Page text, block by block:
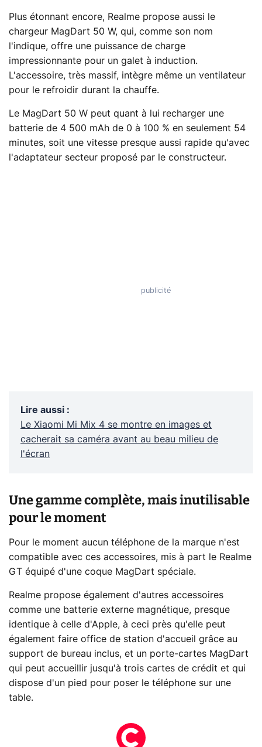
Plus étonnant encore, Realme propose aussi le
chargeur MagDart 50 W, qui, comme son nom
l'indique, offre une puissance de charge
impressionnante pour un galet à induction.
L'accessoire, très massif, intègre même un ventilateur
pour le refroidir durant la chauffe.
Le MagDart 50 W peut quant à lui recharger une
batterie de 4 500 mAh de 0 à 100 % en seulement 54
minutes, soit une vitesse presque aussi rapide qu'avec
l'adaptateur secteur proposé par le constructeur.
Lire aussi :
Le Xiaomi Mi Mix 4 se montre en images et
cacherait sa caméra avant au beau milieu de
l'écran
Une gamme complète, mais inutilisable
pour le moment
Pour le moment aucun téléphone de la marque n'est
compatible avec ces accessoires, mis à part le Realme
GT équipé d'une coque MagDart spéciale.
Realme propose également d'autres accessoires
comme une batterie externe magnétique, presque
identique à celle d'Apple, à ceci près qu'elle peut
également faire office de station d'accueil grâce au
support de bureau inclus, et un porte-cartes MagDart
qui peut accueillir jusqu'à trois cartes de crédit et qui
dispose d'un pied pour poser le téléphone sur une
table.